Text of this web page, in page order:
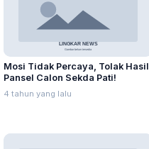
Mosi Tidak Percaya, Tolak Hasil
Pansel Calon Sekda Pati!
4 tahun yang lalu